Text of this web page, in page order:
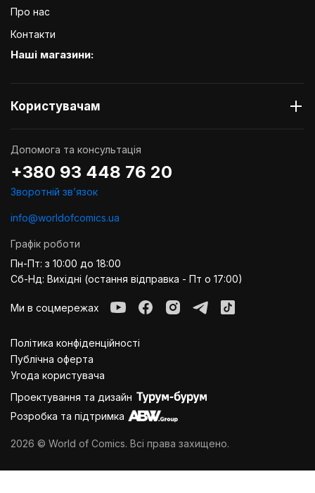
Про нас
Контакти
Наші магазини:
Користувачам
Допомога та консультація
+380 93 448 76 20
Зворотній звʼязок
info@worldofcomics.ua
Графік роботи
Пн-Пт: з 10:00 до 18:00
Сб-Нд: Вихідні (остання відправка - Пт о 17:00)
Ми в соцмережах
Політика конфіденційності
Публiчна оферта
Угода користувача
Проектування та дизайн
Розробка та підтримка
2026 © World of Comics. Всі права захищено.